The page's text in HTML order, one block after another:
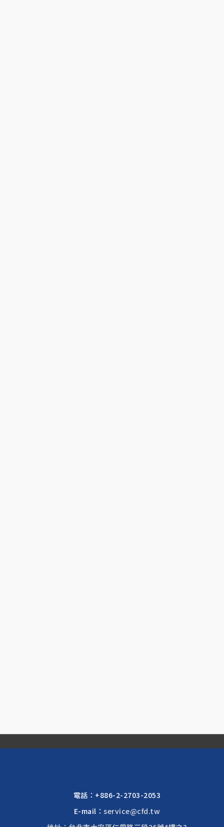
電話： +886-2-2703-2053
E-mail：service@cfd.tw